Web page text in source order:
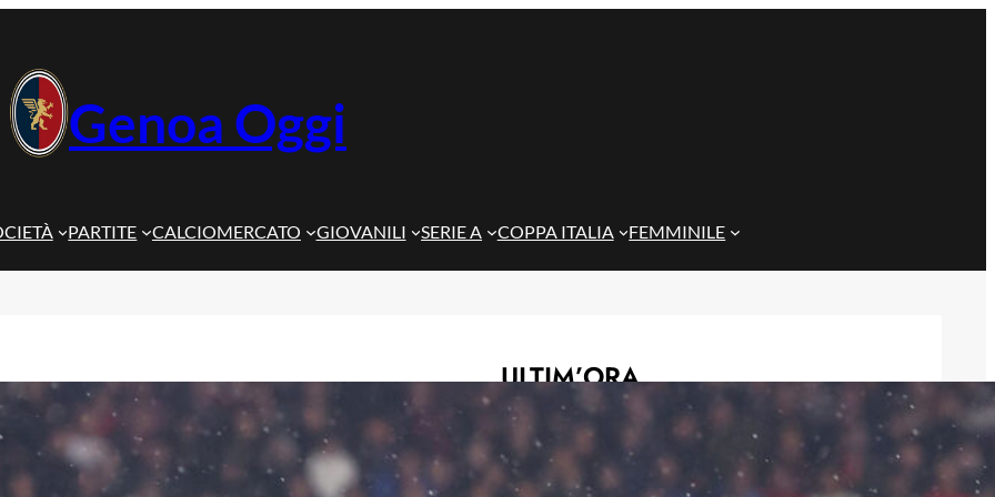
Genoa Oggi
PARTITE CALCIOMERCATO GIOVANILI SERIE A COPPA ITALIA FEMMINILE
ULTIM’ORA
De Rossi non cerca alibi: ‘Non
eravamo brillanti per scelta, ora
testa alla Coppa Italia’